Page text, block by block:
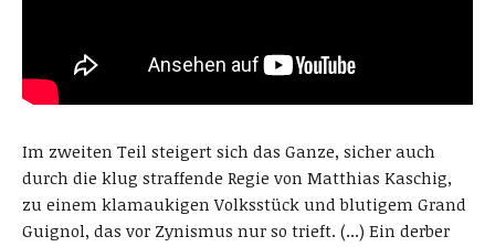
Im zweiten Teil steigert sich das Ganze, sicher auch
durch die klug straffende Regie von Matthias Kaschig,
zu einem klamaukigen Volksstück und blutigem Grand
Guignol, das vor Zynismus nur so trieft. (...) Ein derber